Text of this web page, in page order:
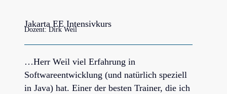
Jakarta EE Intensivkurs
Dozent: Dirk Weil
…Herr Weil viel Erfahrung in
Softwareentwicklung (und natürlich speziell
in Java) hat. Einer der besten Trainer, die ich